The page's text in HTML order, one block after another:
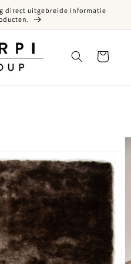
direct uitgebreide informatie
Winkelwagen